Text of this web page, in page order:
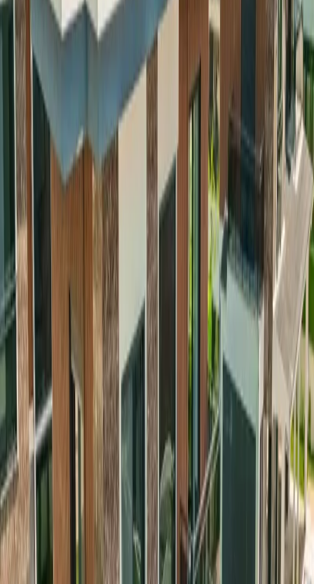
Giriş - Çıkış Tarihi Tarih aralığı seçin
Yetişkin Sayısı
Çocuk Sayısı
Rezerve Et
AÇIKLAMA
ÖZELLİKLER
MESAFELER
FİYATLAR
TAKVİM
Villa Galaksi Dünya 2 | Lüks & Plaja
Yürüme Mesafesinde
Fethiye’nin doğal güzellikleriyle çevrili Kargı bölgesinde yer alan
Villa Galaksi Dünya 2, 8 kişilik konaklama kapasitesiyle aileler ve
arkadaş grupları için konforlu bir tatil imkanı sunuyor. Villamızda 4
yatak odası bulunuyor ve her biri modern, şık mobilyalarla döşenmiş
durumda. Bütün odalar klimalıdır, böylece yazın sıcak günlerinde
serin ve rahat bir ortam sağlanır. Tam donanımlı mutfağımız, yemek
yapmayı sevenler için oldukça kullanışlı. Geniş oturma alanımızda
sevdiklerinizle keyifli vakit geçirebilir, bahçemizde doğanın içinde
huzur dolu anlar yaşayabilirsiniz. Havuz terasında şezlonglar,
şemsiyeler ve salıncak bulunurken, bahçemizde barbekü alanı yer
alıyor. Akşamları açık havada yemek yiyerek tatilinizi daha keyifli
hale getirebilirsiniz. Plaja sadece 300 metre mesafede yer alan
villamız, 35 villadan oluşan bir site içinde bulunuyor. Birden fazla
villa kiralamak isteyen misafirler için de oldukça uygun bir alternatif.
Fethiye merkeze 5 km uzaklıkta olması sayesinde hem sakin ve
huzurlu bir tatil yapabilir hem de şehir merkezine kolayca
ulaşabilirsiniz.
Kargı’da Doğayla İç İçe Unutulmaz Bir
Tatil